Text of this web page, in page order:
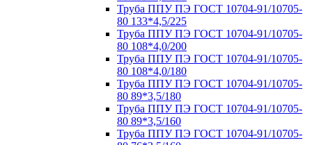
Труба ППУ ПЭ ГОСТ 10704-91/10705-
80 133*4,5/225
Труба ППУ ПЭ ГОСТ 10704-91/10705-
80 108*4,0/200
Труба ППУ ПЭ ГОСТ 10704-91/10705-
80 108*4,0/180
Труба ППУ ПЭ ГОСТ 10704-91/10705-
80 89*3,5/180
Труба ППУ ПЭ ГОСТ 10704-91/10705-
80 89*3,5/160
Труба ППУ ПЭ ГОСТ 10704-91/10705-